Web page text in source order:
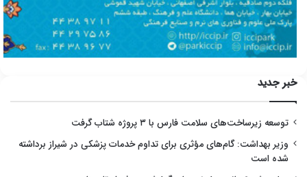
خبر جدید
توسعه زیرساخت‌های سلامت فارس با ۳ پروژه شتاب گرفت
وزیر بهداشت: گام‌های مؤثری برای تداوم خدمات پزشکی در شیراز برداشته
شده است